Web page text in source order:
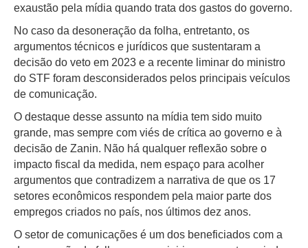
exaustão pela mídia quando trata dos gastos do governo.
No caso da desoneração da folha, entretanto, os
argumentos técnicos e jurídicos que sustentaram a
decisão do veto em 2023 e a recente liminar do ministro
do STF foram desconsiderados pelos principais veículos
de comunicação.
O destaque desse assunto na mídia tem sido muito
grande, mas sempre com viés de crítica ao governo e à
decisão de Zanin. Não há qualquer reflexão sobre o
impacto fiscal da medida, nem espaço para acolher
argumentos que contradizem a narrativa de que os 17
setores econômicos respondem pela maior parte dos
empregos criados no país, nos últimos dez anos.
O setor de comunicações é um dos beneficiados com a